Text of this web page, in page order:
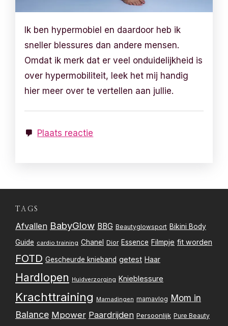
Ik ben hypermobiel en daardoor heb ik
sneller blessures dan andere mensen.
Omdat ik merk dat er veel onduidelijkheid is
over hypermobiliteit, leek het mij handig
hier meer over te vertellen aan jullie.
Plaats reactie
TAGS
Afvallen BabyGlow BBG Beautyglowsport Bikini Body
Guide cardio training Chanel Dior Essence Filmpje fit worden
FOTD Gescheurde knieband getest Haar
Hardlopen Huidverzorging Knieblessure
Krachttraining Mamadingen mamavlog Mom in
Balance Mpower Paardrijden Persoonlijk Pure Beauty